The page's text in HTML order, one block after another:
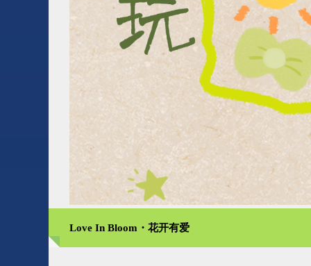
Love In Bloom・花开有爱